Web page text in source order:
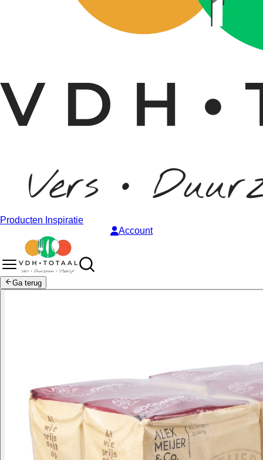
Producten Inspiratie
Account
Ga terug